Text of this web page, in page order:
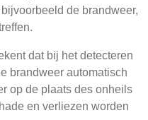
de brandweer,
dat bij het detecteren
brandweer automatisch
op de plaats des onheils
en verliezen worden